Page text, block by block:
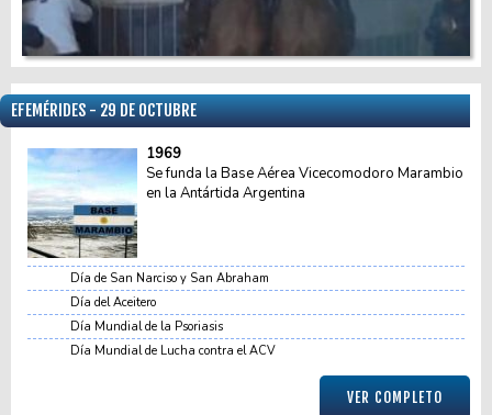
EFEMÉRIDES - 29 DE OCTUBRE
1969
Se funda la Base Aérea Vicecomodoro Marambio
en la Antártida Argentina
Día de San Narciso y San Abraham
Día del Aceitero
Día Mundial de la Psoriasis
Día Mundial de Lucha contra el ACV
VER COMPLETO